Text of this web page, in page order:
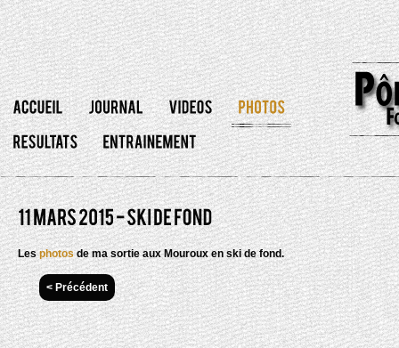
Lesphotosde ma sortie aux Mouroux en ski de fond.
< Précédent